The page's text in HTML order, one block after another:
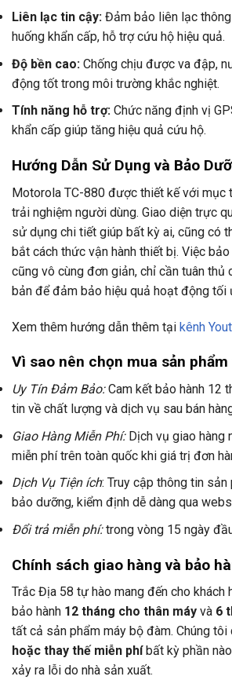
Liên lạc tin cậy: Đảm bảo liên lạc
huống khẩn cấp, hỗ trợ cứu hộ hiệu quả.
Độ bền cao: Chống chịu được va đập,
động tốt trong môi trường khắc nghiệt.
Tính năng hỗ trợ: Chức năng định vị
khẩn cấp giúp tăng hiệu quả cứu hộ.
Hướng Dẫn Sử Dụng và Bảo
Motorola TC-880 được thiết kế với mục
trải nghiệm người dùng. Giao diện trực
sử dụng chi tiết giúp bất kỳ ai, cũng có
bắt cách thức vận hành thiết bị. Việc
cũng vô cùng đơn giản, chỉ cần tuân thủ
bản để đảm bảo hiệu quả hoạt động tối
Xem thêm hướng dẫn thêm tại kênh
Vì sao nên chọn mua sản
Uy Tín Đảm Bảo:Cam kết bảo hành 12
tin về chất lượng và dịch vụ sau bán
Giao Hàng Miễn Phí: Dịch vụ giao hàng
miễn phí trên toàn quốc khi giá trị đơn
Dịch Vụ Tiện ích: Truy cập thông tin
bảo dưỡng, kiểm định dễ dàng qua
Đổi trả miễn phí:trong vòng 15 ngày
Chính sách giao hàng và bảo
Trắc Địa 58 tự hào mang đến cho khách
bảo hành 12 tháng cho thân máy và 6
tất cả sản phẩm máy bộ đàm. Chúng tôi
hoặc thay thế miễn phíbất kỳ phần
xảy ra lỗi do nhà sản xuất.